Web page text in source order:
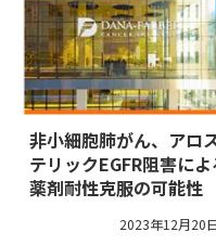
非小細胞肺がん、アロ
テリックEGFR阻害によ
薬剤耐性克服の可能性
2023年12月20